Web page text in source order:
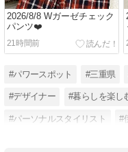
2026/8/8 Wガーゼチェック
パンツ❤️
21時間前
#パワースポット #三重県
#デザイナー #暮らしを楽し
#パーソナルスタイリスト #